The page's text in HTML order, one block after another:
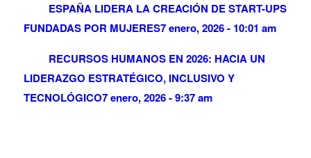
ESPAÑA LIDERA LA CREACIÓN DE START-UPS
FUNDADAS POR MUJERES7 enero, 2026 - 10:01 am
RECURSOS HUMANOS EN 2026: HACIA UN
LIDERAZGO ESTRATÉGICO, INCLUSIVO Y
TECNOLÓGICO7 enero, 2026 - 9:37 am